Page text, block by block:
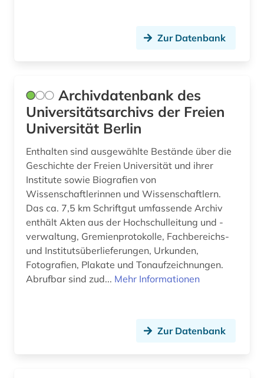
hessen (1)
hirt (1)
hochschularchiv (2)
hochschuldidaktik (2)
hochschule für bildende künste (1)
hochschulen (2)
hochschulmanagement (1)
Zur Datenbank
Archivdatenbank des
Universitätsarchivs der Freien
Universität Berlin
Enthalten sind ausgewählte Bestände über die
Geschichte der Freien Universität und ihrer
Institute sowie Biografien von
Wissenschaftlerinnen und Wissenschaftlern.
Das ca. 7,5 km Schriftgut umfassende Archiv
enthält Akten aus der Hochschulleitung und -
verwaltung, Gremienprotokolle, Fachbereichs-
und Institutsüberlieferungen, Urkunden,
Fotografien, Plakate und Tonaufzeichnungen.
Abrufbar sind zud... Mehr Informationen
Zur Datenbank